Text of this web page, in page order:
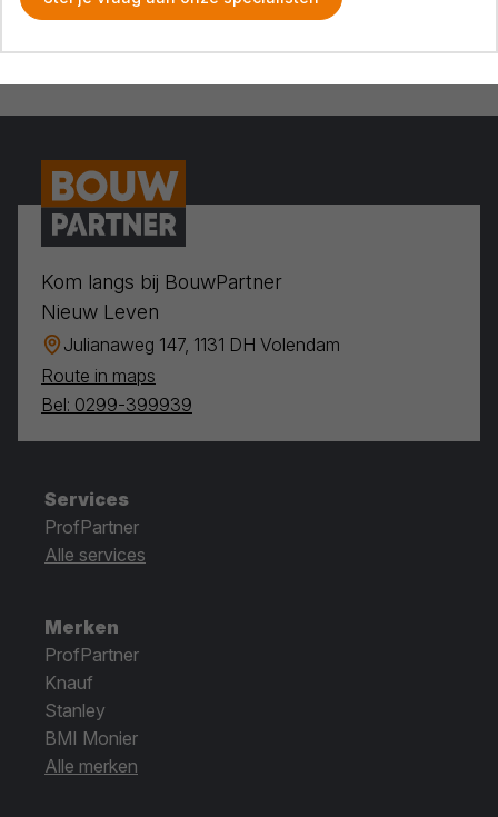
Kom langs bij BouwPartner
Nieuw Leven
Julianaweg 147, 1131 DH Volendam
Route in maps
Bel: 0299-399939
Services
ProfPartner
Alle services
Merken
ProfPartner
Knauf
Stanley
BMI Monier
Alle merken